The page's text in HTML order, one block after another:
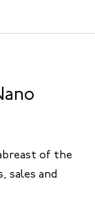
of the
sales and